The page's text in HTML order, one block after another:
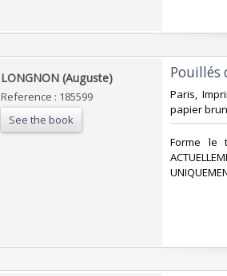
‎LONGNON (Auguste)‎
Reference : 185599
See the book
‎Pouillés
‎Paris,
papier
‎Forme le